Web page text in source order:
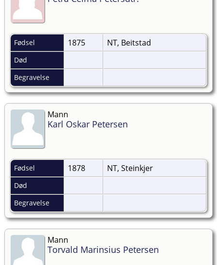
Fødsel 1875 NT, Beitstad
Død
Begravelse
Mann
Karl Oskar Petersen
Fødsel 1878 NT, Steinkjer
Død
Begravelse
Mann
Torvald Marinsius Petersen